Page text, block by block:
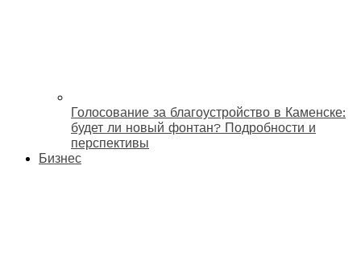
Голосование за благоустройство в Каменске:
будет ли новый фонтан? Подробности и
перспективы
Бизнес